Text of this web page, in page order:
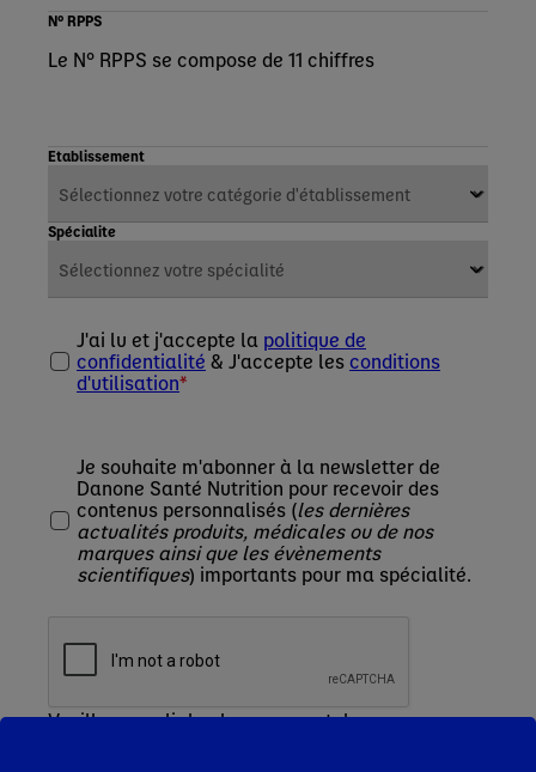
N° RPPS
Le N° RPPS se compose de 11 chiffres
Etablissement
Spécialite
J'ai lu et j'accepte la politique de
confidentialité & J'accepte lesconditions
d'utilisation
Je souhaite m'abonner à la newsletter de
Danone Santé Nutrition pour recevoir des
contenus personnalisés (les dernières
actualités produits, médicales ou de nos
marques ainsi que les évènements
scientifiques) importants pour ma spécialité.
Veuillez remplir le champ recaptcha